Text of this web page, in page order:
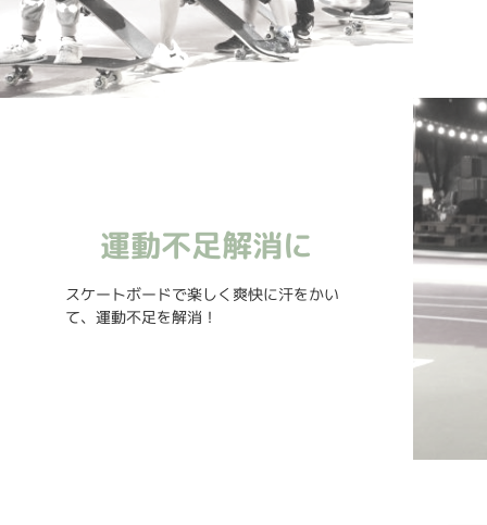
運動不足解消に
スケートボードで楽しく爽快に汗をかい
て、運動不足を解消！